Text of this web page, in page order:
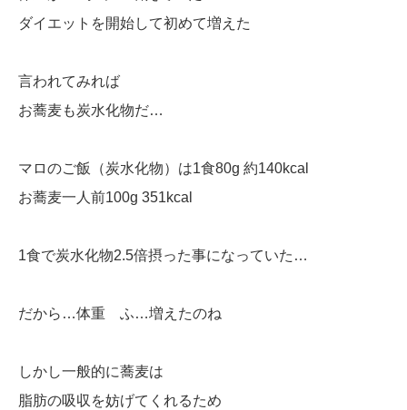
ダイエットを開始して初めて増えた
言われてみれば
お蕎麦も炭水化物だ…
マロのご飯（炭水化物）は1食80g 約140kcal
お蕎麦一人前100g 351kcal
1食で炭水化物2.5倍摂った事になっていた…
だから…体重 ふ…増えたのね
しかし一般的に蕎麦は
脂肪の吸収を妨げてくれるため